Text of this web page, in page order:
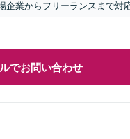
業からフリーランスまで対応
でお問い合わせ